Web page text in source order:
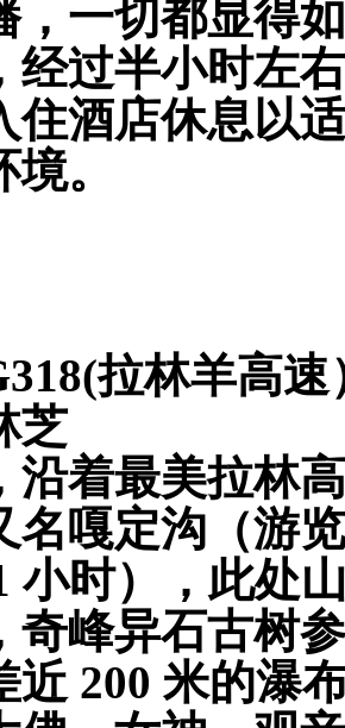
，一切都显得如
经过半小时左
住酒店休息以适
。
拉林羊高
芝
沿着最美拉林
名嘎定沟（游览
小时），此处
奇峰异石古树参
近 200 米的瀑